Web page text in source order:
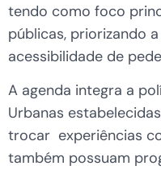
tendo como foco
públicas, priorizando
acessibilidade de
A agenda integra a
Urbanas
trocar experiências
também possuam